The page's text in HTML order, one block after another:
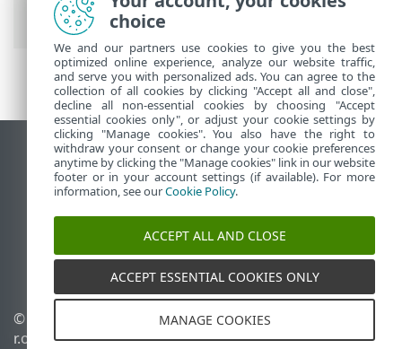
Assistance technique
Afficher le site des postes de travail
End of Life
Base de connaissances ESET
Forum ESET
ESET Status Portal
Support régional
© 1992 - 2025 ESET, spol. s
r.o. - Tous droits réservés.
Politique relative aux
choice
We and our partners use cookies to give you the best
optimized online experience, analyze our website traffic,
and serve you with personalized ads. You can agree to the
collection of all cookies by clicking "Accept all and close",
decline all non-essential cookies by choosing "Accept
essential cookies only", or adjust your cookie settings by
clicking "Manage cookies". You also have the right to
withdraw your consent or change your cookie preferences
anytime by clicking the "Manage cookies" link in our website
footer or in your account settings (if available). For more
information, see ourCookie Policy.
ACCEPT ALL AND CLOSE
ACCEPT ESSENTIAL COOKIES ONLY
MANAGE COOKIES